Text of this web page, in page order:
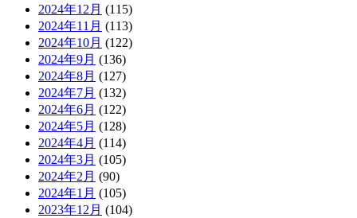
2024年12月 (115)
2024年11月 (113)
2024年10月 (122)
2024年9月 (136)
2024年8月 (127)
2024年7月 (132)
2024年6月 (122)
2024年5月 (128)
2024年4月 (114)
2024年3月 (105)
2024年2月 (90)
2024年1月 (105)
2023年12月 (104)